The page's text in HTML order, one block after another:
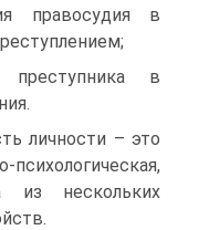
правосудия в
преступника в
личности – это
из нескольких